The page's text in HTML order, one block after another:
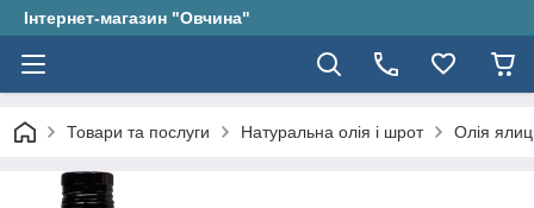
Інтернет-магазин "Овчина"
Товари та послуги Натуральна олія і шрот Олія